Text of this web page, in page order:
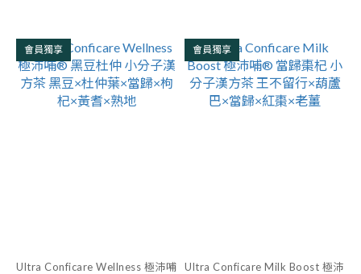
會員獨享
Ultra Conficare Wellness 極沛哺
會員獨享
Ultra Conficare Milk Boost 極沛